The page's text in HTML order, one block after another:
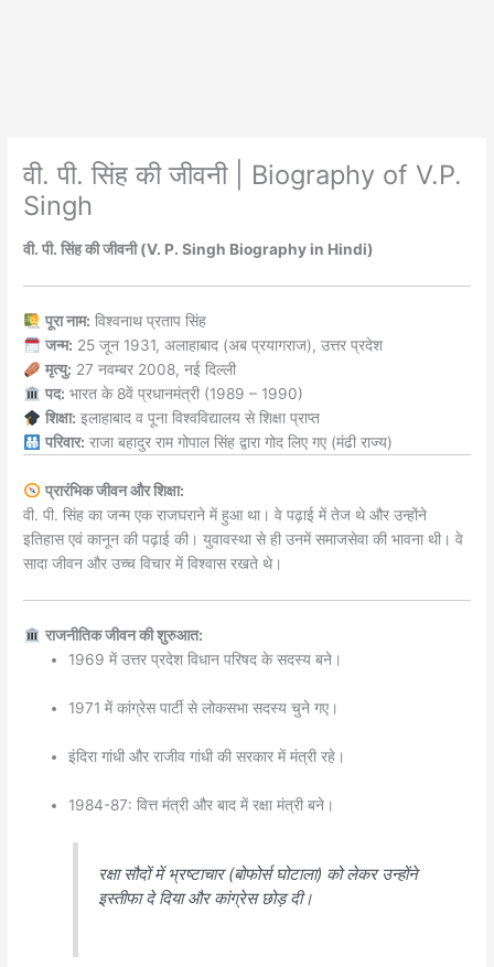
वी. पी. सिंह की जीवनी | Biography of V.P.
Singh
वी. पी. सिंह की जीवनी (V. P. Singh Biography in Hindi)
पूरा नाम: विश्वनाथ प्रताप सिंह
जन्म: 25 जून 1931, अलाहाबाद (अब प्रयागराज), उत्तर प्रदेश
मृत्यु: 27 नवम्बर 2008, नई दिल्ली
पद: भारत के 8वें प्रधानमंत्री (1989 – 1990)
शिक्षा: इलाहाबाद व पूना विश्वविद्यालय से शिक्षा प्राप्त
परिवार: राजा बहादुर राम गोपाल सिंह द्वारा गोद लिए गए (मंढी राज्य)
प्रारंभिक जीवन और शिक्षा:
वी. पी. सिंह का जन्म एक राजघराने में हुआ था। वे पढ़ाई में तेज थे और उन्होंने
इतिहास एवं कानून की पढ़ाई की। युवावस्था से ही उनमें समाजसेवा की भावना थी। वे
सादा जीवन और उच्च विचार में विश्वास रखते थे।
राजनीतिक जीवन की शुरुआत:
1969 में उत्तर प्रदेश विधान परिषद के सदस्य बने।
1971 में कांग्रेस पार्टी से लोकसभा सदस्य चुने गए।
इंदिरा गांधी और राजीव गांधी की सरकार में मंत्री रहे।
1984-87: वित्त मंत्री और बाद में रक्षा मंत्री बने।
रक्षा सौदों में भ्रष्टाचार (बोफोर्स घोटाला) को लेकर उन्होंने
इस्तीफा दे दिया और कांग्रेस छोड़ दी।